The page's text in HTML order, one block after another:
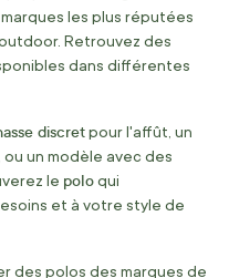
les plus réputées
Retrouvez des
dans différentes
discretpour l'affût, un
un modèle avec des
le poloqui
et à votre style de
des polos des marques de